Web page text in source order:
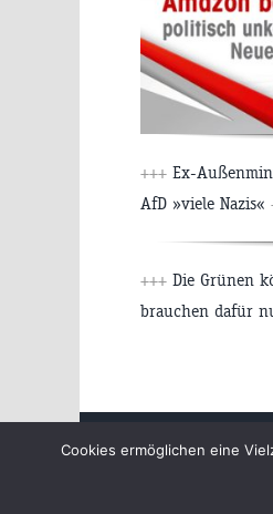
+++ Ex-
AfD »viele Nazis«
+++ Die Grünen
brauchen dafür
Cookies ermöglichen eine